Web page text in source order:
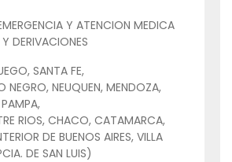
Y ATENCION MEDICA
DERIVACIONES
SANTA FE,
NEGRO, NEUQUEN, MENDOZA,
RIOS, CHACO, CATAMARCA,
DE BUENOS AIRES, VILLA
DE SAN LUIS)